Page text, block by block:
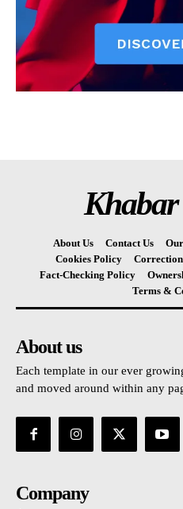
Khabar
About Us Contact Us
Cookies Policy
Fact-Checking Policy
Terms &
About us
Each template in our ever
and moved around within any
Company